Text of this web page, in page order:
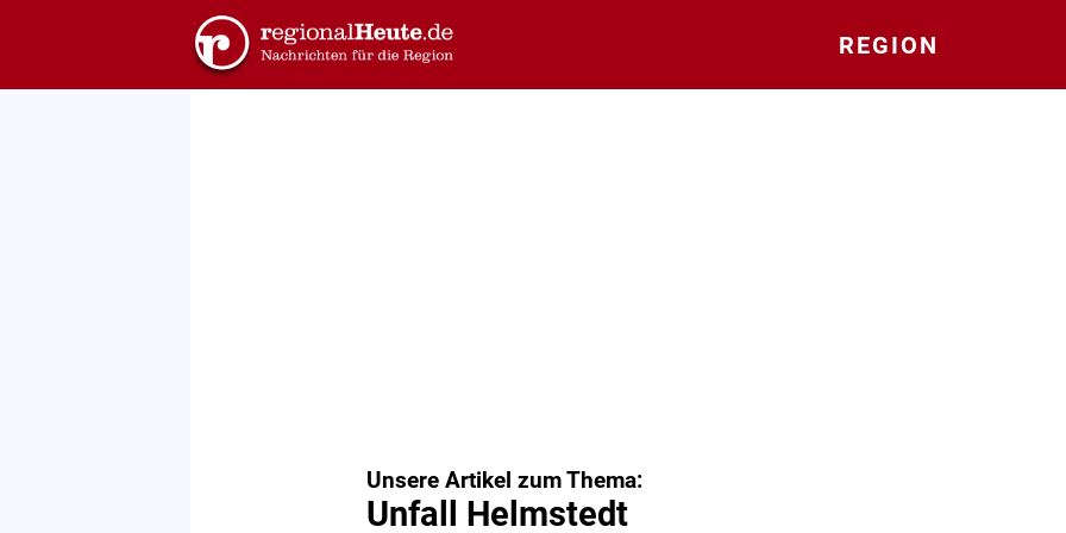
REGION
Unsere Artikel zum Thema:
Unfall Helmstedt